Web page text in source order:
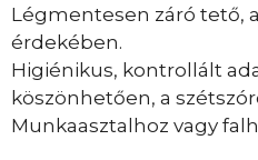
Légmentesen záró tető,
érdekében.
Higiénikus, kontrollált
köszönhetően, a
Munkaasztalhoz vagy